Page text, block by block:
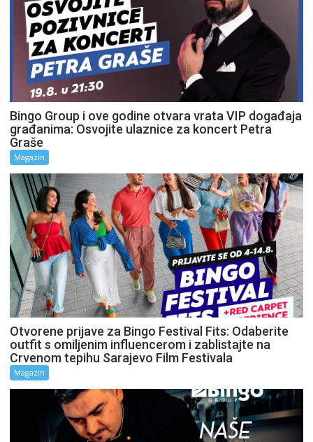
Bingo Group i ove godine otvara vrata VIP događaja
građanima: Osvojite ulaznice za koncert Petra
Graše
Magazin
Otvorene prijave za Bingo Festival Fits: Odaberite
outfit s omiljenim influencerom i zablistajte na
Crvenom tepihu Sarajevo Film Festivala
Magazin